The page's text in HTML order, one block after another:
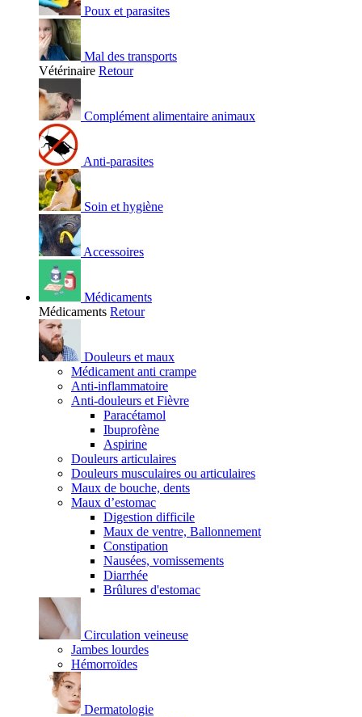
Poux et parasites
Mal des transports
Vétérinaire Retour
Complément alimentaire animaux
Anti-parasites
Soin et hygiène
Accessoires
Médicaments
Médicaments Retour
Douleurs et maux
Médicament anti crampe
Anti-inflammatoire
Anti-douleurs et Fièvre
Paracétamol
Ibuprofène
Aspirine
Douleurs articulaires
Douleurs musculaires ou articulaires
Maux de bouche, dents
Maux d’estomac
Digestion difficile
Maux de ventre, Ballonnement
Constipation
Nausées, vomissements
Diarrhée
Brûlures d'estomac
Circulation veineuse
Jambes lourdes
Hémorroïdes
Dermatologie